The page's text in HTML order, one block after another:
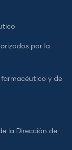
por la
y de
la Dirección de